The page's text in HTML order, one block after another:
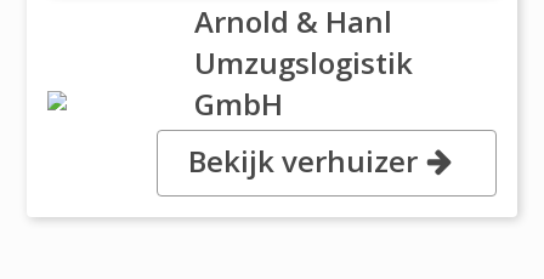
Arnold & Hanl
Umzugslogistik
GmbH
, , 63128 Dietzenbach
Bekijk verhuizer